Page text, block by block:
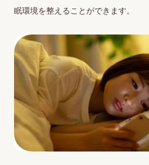
眠環境を整えることができます。